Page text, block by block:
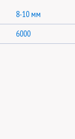
8-10 мм
6000